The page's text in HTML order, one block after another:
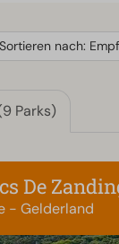
Sortieren nach:
Parks)
De
- Gelderland